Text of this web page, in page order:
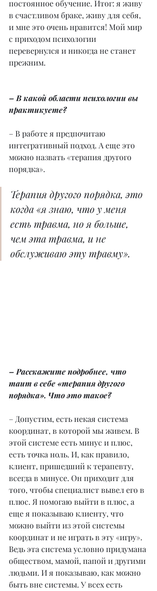
постоянное обучение. Итог: я живу
в счастливом браке, живу для себя,
и мне это очень нравится! Мой мир
с приходом психологии
перевернулся и никогда не станет
прежним.
– В какой области психологии вы
практикуете?
– В работе я предпочитаю
интегративный подход. А еще это
можно назвать «терапия другого
порядка».
Терапия другого порядка, это
когда «я знаю, что у меня
есть травма, но я больше,
чем эта травма, и не
обслуживаю эту травму».
– Расскажите подробнее, что
таит в себе «терапия другого
порядка». Что это такое?
– Допустим, есть некая система
координат, в которой мы живем. В
этой системе есть минус и плюс,
есть точка ноль. И, как правило,
клиент, пришедший к терапевту,
всегда в минусе. Он приходит для
того, чтобы специалист вывел его в
плюс. Я помогаю выйти в плюс, а
еще я показываю клиенту, что
можно выйти из этой системы
координат и не играть в эту «игру».
Ведь эта система условно придумана
обществом, мамой, папой и другими
людьми. И я показываю, как можно
быть вне системы. У всех есть